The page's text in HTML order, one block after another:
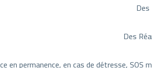
Des
permanence, en cas de détresse, SOS